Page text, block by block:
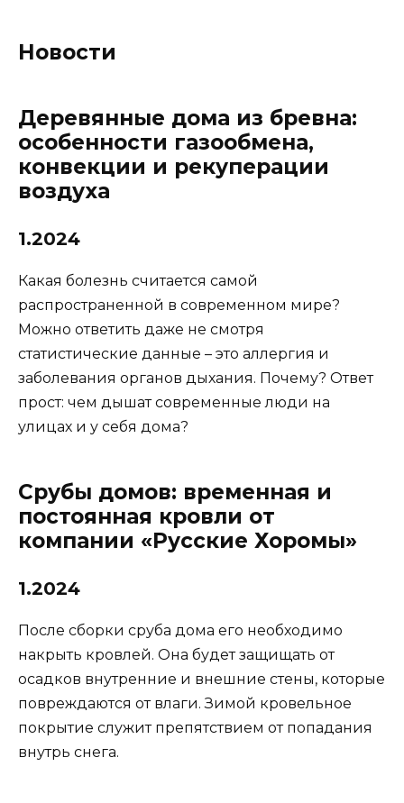
Новости
Деревянные дома из бревна:
особенности газообмена,
конвекции и рекуперации
воздуха
1.2024
Какая болезнь считается самой
распространенной в современном мире?
Можно ответить даже не смотря
статистические данные – это аллергия и
заболевания органов дыхания. Почему? Ответ
прост: чем дышат современные люди на
улицах и у себя дома?
Срубы домов: временная и
постоянная кровли от
компании «Русские Хоромы»
1.2024
После сборки сруба дома его необходимо
накрыть кровлей. Она будет защищать от
осадков внутренние и внешние стены, которые
повреждаются от влаги. Зимой кровельное
покрытие служит препятствием от попадания
внутрь снега.